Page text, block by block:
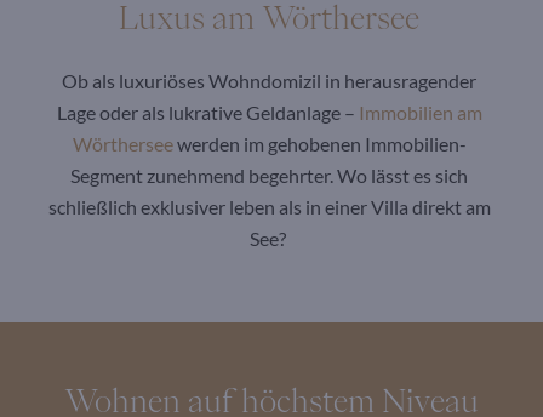
Luxus am Wörthersee
Ob als luxuriöses Wohndomizil in herausragender
Lage oder als lukrative Geldanlage – Immobilien am
Wörtherseewerden im gehobenen Immobilien-
Segment zunehmend begehrter. Wo lässt es sich
schließlich exklusiver leben als in einer Villa direkt am
See?
Wohnen auf höchstem Niveau